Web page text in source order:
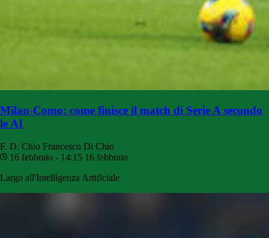
Milan-Como: come finisce il match di Serie A secondo
le AI
F. D. Chio Francesco Di Chio
16 febbraio - 14:15 16 febbraio
Largo all'Intelligenza Artificiale